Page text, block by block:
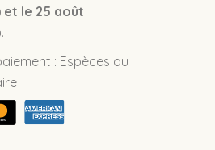
le 25 août
: Espèces ou